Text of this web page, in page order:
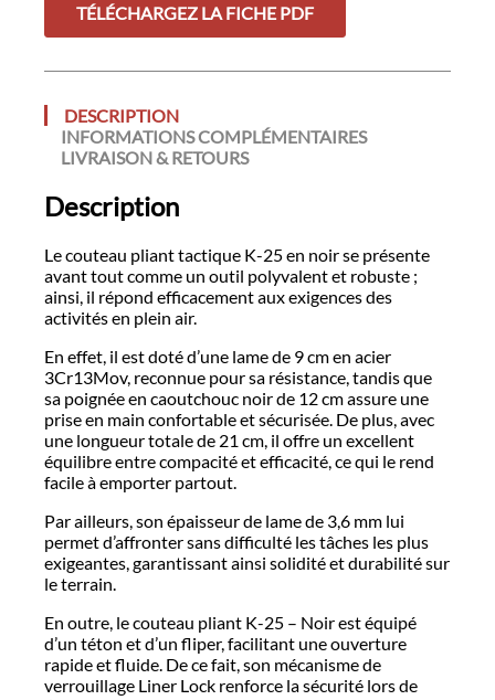
TÉLÉCHARGEZ LA FICHE PDF
DESCRIPTION
INFORMATIONS COMPLÉMENTAIRES
LIVRAISON & RETOURS
Description
Le couteau pliant tactique K-25 en noir se présente
avant tout comme un outil polyvalent et robuste ;
ainsi, il répond efficacement aux exigences des
activités en plein air.
En effet, il est doté d’une lame de 9 cm en acier
3Cr13Mov, reconnue pour sa résistance, tandis que
sa poignée en caoutchouc noir de 12 cm assure une
prise en main confortable et sécurisée. De plus, avec
une longueur totale de 21 cm, il offre un excellent
équilibre entre compacité et efficacité, ce qui le rend
facile à emporter partout.
Par ailleurs, son épaisseur de lame de 3,6 mm lui
permet d’affronter sans difficulté les tâches les plus
exigeantes, garantissant ainsi solidité et durabilité sur
le terrain.
En outre, le couteau pliant K-25 – Noir est équipé
d’un téton et d’un fliper, facilitant une ouverture
rapide et fluide. De ce fait, son mécanisme de
verrouillage Liner Lock renforce la sécurité lors de